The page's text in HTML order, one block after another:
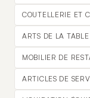
COUTELLERIE ET
ARTS DE LA TABLE
MOBILIER DE
ARTICLES DE